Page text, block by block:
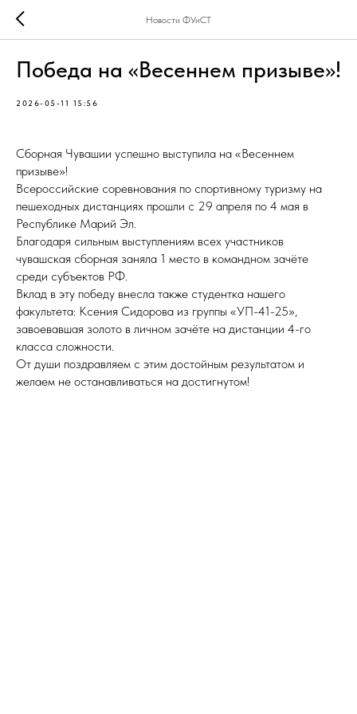
Новости ФУиСТ
Победа на «Весеннем призыве»!
2026-05-11 15:56
Сборная Чувашии успешно выступила на «Весеннем
призыве»!
Всероссийские соревнования по спортивному туризму на
пешеходных дистанциях прошли с 29 апреля по 4 мая в
Республике Марий Эл.
Благодаря сильным выступлениям всех участников
чувашская сборная заняла 1 место в командном зачёте
среди субъектов РФ.
Вклад в эту победу внесла также студентка нашего
факультета: Ксения Сидорова из группы «УП-41-25»,
завоевавшая золото в личном зачёте на дистанции 4-го
класса сложности.
От души поздравляем с этим достойным результатом и
желаем не останавливаться на достигнутом!